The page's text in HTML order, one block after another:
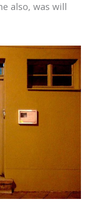
also, was will